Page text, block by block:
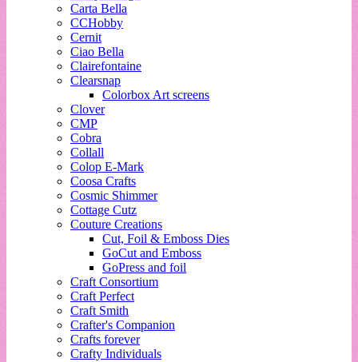
Carta Bella
CCHobby
Cernit
Ciao Bella
Clairefontaine
Clearsnap
Colorbox Art screens
Clover
CMP
Cobra
Collall
Colop E-Mark
Coosa Crafts
Cosmic Shimmer
Cottage Cutz
Couture Creations
Cut, Foil & Emboss Dies
GoCut and Emboss
GoPress and foil
Craft Consortium
Craft Perfect
Craft Smith
Crafter's Companion
Crafts forever
Crafty Individuals